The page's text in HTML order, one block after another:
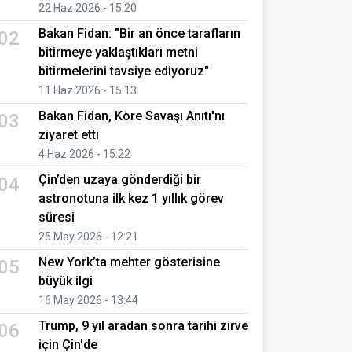
22 Haz 2026 - 15:20
Bakan Fidan: "Bir an önce tarafların
bitirmeye yaklaştıkları metni
bitirmelerini tavsiye ediyoruz"
11 Haz 2026 - 15:13
Bakan Fidan, Kore Savaşı Anıtı'nı
ziyaret etti
4 Haz 2026 - 15:22
Çin’den uzaya gönderdiği bir
astronotuna ilk kez 1 yıllık görev
süresi
25 May 2026 - 12:21
New York’ta mehter gösterisine
büyük ilgi
16 May 2026 - 13:44
Trump, 9 yıl aradan sonra tarihi zirve
için Çin'de